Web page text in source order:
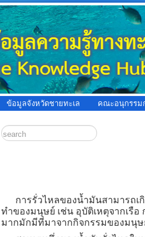
ข้อมูลจังหวัดชายทะเล คณะอนุกรรม
การรั่วไหลของน้ำมันสามารถเ
ทำของมนุษย์ เช่น อุบัติเหตุจากเรื
มากมักมีที่มาจากกิจกรรมของมนุษ